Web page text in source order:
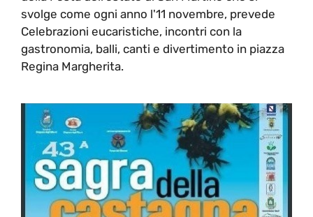
svolge come ogni anno l'11 novembre, prevede
Celebrazioni eucaristiche, incontri con la
gastronomia, balli, canti e divertimento in piazza
Regina Margherita.